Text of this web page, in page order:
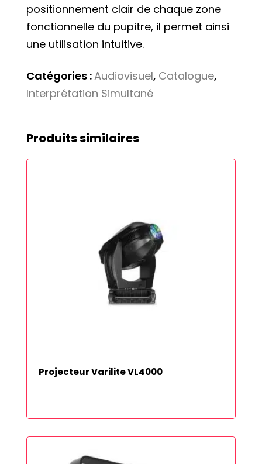
positionnement clair de chaque zone
fonctionnelle du pupitre, il permet ainsi
une utilisation intuitive.
Catégories :Audiovisuel, Catalogue,
Interprétation Simultané
Produits similaires
Projecteur Varilite VL4000